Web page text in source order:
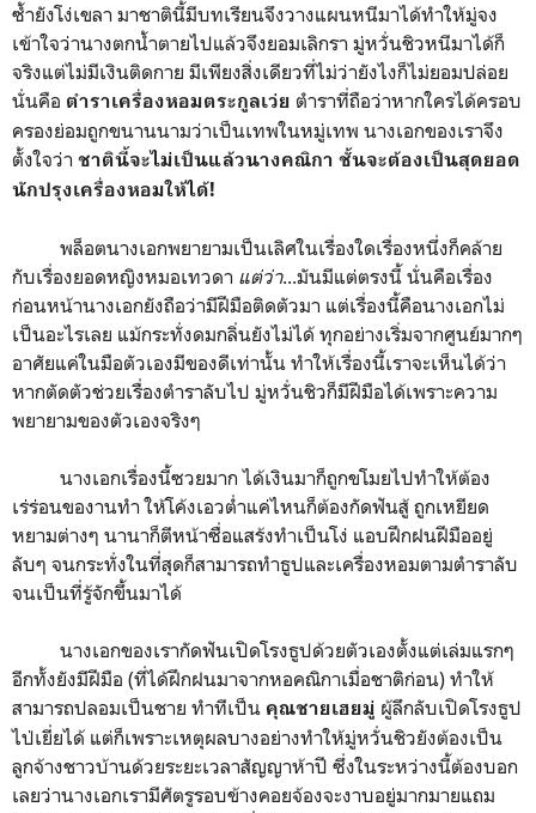
ซ้ำยังโง่เขลา มาชาตินี้มีบทเรียนจึงวางแผนหนีมาได้ทำให้มู่จง
เข้าใจว่านางตกน้ำตายไปแล้วจึงยอมเลิกรา มู่หวั่นชิวหนีมาได้ก็
จริงแต่ไม่มีเงินติดกาย มีเพียงสิ่งเดียวที่ไม่ว่ายังไงก็ไม่ยอมปล่อย
นั่นคือ ตำราเครื่องหอมตระกูลเว่ย ตำราที่ถือว่าหากใครได้ครอบ
ครองย่อมถูกขนานนามว่าเป็นเทพในหมู่เทพ นางเอกของเราจึง
ตั้งใจว่า ชาตินี้จะไม่เป็นแล้วนางคณิกา ชั้นจะต้องเป็นสุดยอด
นักปรุงเครื่องหอมให้ได้!
พล็อตนางเอกพยายามเป็นเลิศในเรื่องใดเรื่องหนึ่งก็คล้าย
กับเรื่องยอดหญิงหมอเทวดา แต่ว่า...มันมีแต่ตรงนี้ นั่นคือเรื่อง
ก่อนหน้านางเอกยังถือว่ามีฝีมือติดตัวมา แต่เรื่องนี้คือนางเอกไม่
เป็นอะไรเลย แม้กระทั่งดมกลิ่นยังไม่ได้ ทุกอย่างเริ่มจากศูนย์มากๆ
อาศัยแค่ในมือตัวเองมีของดีเท่านั้น ทำให้เรื่องนี้เราจะเห็นได้ว่า
หากตัดตัวช่วยเรื่องตำราลับไป มู่หวั่นชิวก็มีฝีมือได้เพราะความ
พยายามของตัวเองจริงๆ
นางเอกเรื่องนี้ซวยมาก ได้เงินมาก็ถูกขโมยไปทำให้ต้อง
เร่ร่อนของานทำ ให้โค้งเอวต่ำแค่ไหนก็ต้องกัดฟันสู้ ถูกเหยียด
หยามต่างๆ นานาก็ตีหน้าซื่อแสร้งทำเป็นโง่ แอบฝึกฝนฝีมืออยู่
ลับๆ จนกระทั่งในที่สุดก็สามารถทำธูปและเครื่องหอมตามตำราลับ
จนเป็นที่รู้จักขึ้นมาได้
นางเอกของเรากัดฟันเปิดโรงธูปด้วยตัวเองตั้งแต่เล่มแรกๆ
อีกทั้งยังมีฝีมือ (ที่ได้ฝึกฝนมาจากหอคณิกาเมื่อชาติก่อน) ทำให้
สามารถปลอมเป็นชาย ทำทีเป็น คุณชายเฮยมู่ ผู้ลึกลับเปิดโรงธูป
ไป่เยี่ยได้ แต่ก็เพราะเหตุผลบางอย่างทำให้มู่หวั่นชิวยังต้องเป็น
ลูกจ้างชาวบ้านด้วยระยะเวลาสัญญาห้าปี ซึ่งในระหว่างนี้ต้องบอก
เลยว่านางเอกเรามีศัตรูรอบข้างคอยจ้องจะงาบอยู่มากมายแถม